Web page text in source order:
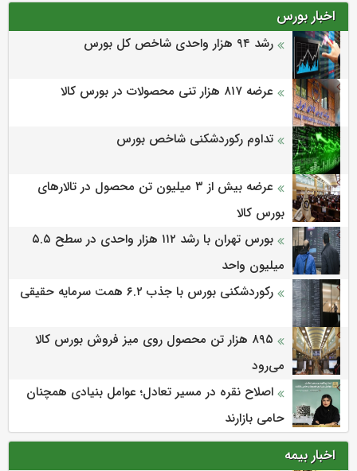
اخبار بورس
رشد ۹۴ هزار واحدی شاخص کل بورس
عرضه‌ ۸۱۷ هزار تنی محصولات در بورس کالا
تداوم رکوردشکنی شاخص بورس
عرضه بیش از ۳ میلیون تن محصول در تالارهای
بورس کالا
بورس تهران با رشد ۱۱۲ هزار واحدی در سطح ۵.۵
میلیون واحد
رکوردشکنی بورس با جذب ۶.۲ همت سرمایه حقیقی
۸۹۵ هزار تن محصول روی میز فروش بورس کالا
می‌‌رود
اصلاح نقره در مسیر تعادل؛ عوامل بنیادی همچنان
حامی بازارند
اخبار بیمه